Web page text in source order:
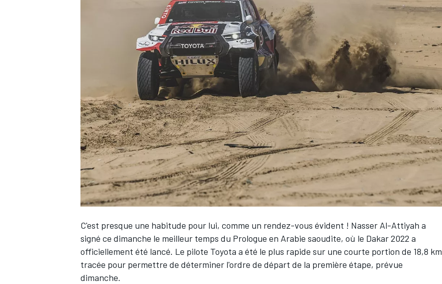
WRC
WEC
C'est presque une habitude pour lui, comme un rendez-vous évident ! Nasser Al-Attiyah a
signé ce dimanche le meilleur temps du Prologue en Arabie saoudite, où le Dakar 2022 a
officiellement été lancé. Le pilote Toyota a été le plus rapide sur une courte portion de 18,8 km
tracée pour permettre de déterminer l'ordre de départ de la première étape, prévue
dimanche.